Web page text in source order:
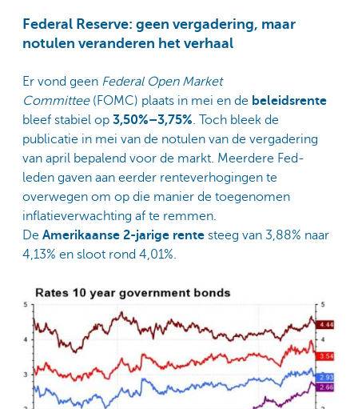
Federal Reserve: geen vergadering, maar
notulen veranderen het verhaal
Er vond geen Federal Open Market
Committee(FOMC) plaats in mei en de beleidsrente
bleef stabiel op 3,50%–3,75%. Toch bleek de
publicatie in mei van de notulen van de vergadering
van april bepalend voor de markt. Meerdere Fed-
leden gaven aan eerder renteverhogingen te
overwegen om op die manier de toegenomen
inflatieverwachting af te remmen.
De Amerikaanse 2-jarige rente steeg van 3,88% naar
4,13% en sloot rond 4,01%.